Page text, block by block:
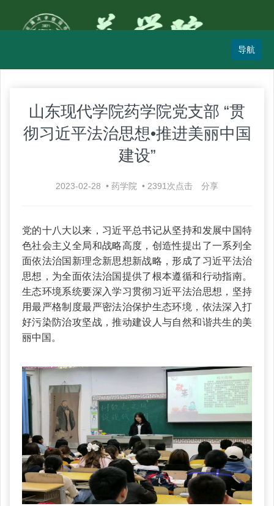
山东现代学院药学院党支部 “贯
彻习近平法治思想•推进美丽中国
建设”
2023-02-28 • 药学院 • 2391次点击 分享
党的十八大以来，习近平总书记从坚持和发展中国特
色社会主义全局和战略高度，创造性提出了一系列全
面依法治国新理念新思想新战略，形成了习近平法治
思想，为全面依法治国提供了根本遵循和行动指南。
生态环境系统要深入学习贯彻习近平法治思想，坚持
用最严格制度最严密法治保护生态环境，依法深入打
好污染防治攻坚战，推动建设人与自然和谐共生的美
丽中国。